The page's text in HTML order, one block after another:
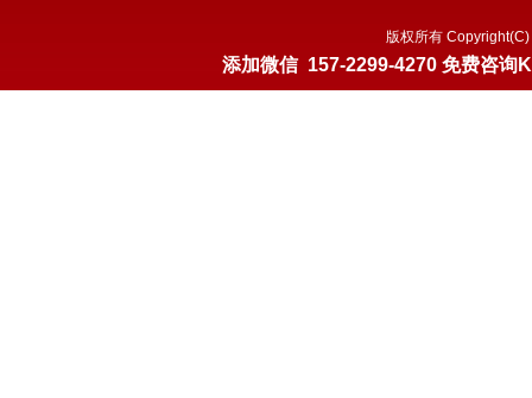
版权所有
添加微信 157-2299-4270免费咨询